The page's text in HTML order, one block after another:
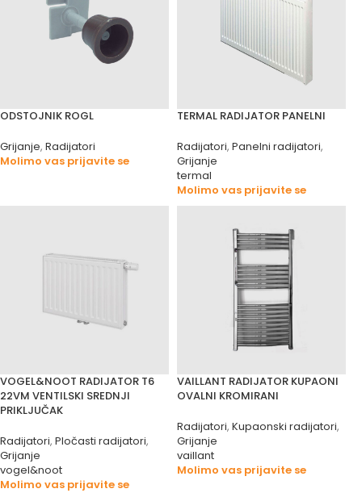
ODSTOJNIK ROGL
Grijanje, Radijatori
Molimo vas prijavite se
TERMAL RADIJATOR PANELNI
Radijatori, Panelni radijatori,
Grijanje
termal
Molimo vas prijavite se
VOGEL&NOOT RADIJATOR T6
22VM VENTILSKI SREDNJI
PRIKLJUČAK
Radijatori, Pločasti radijatori,
Grijanje
vogel&noot
Molimo vas prijavite se
VAILLANT RADIJATOR KUPAONI
OVALNI KROMIRANI
Radijatori, Kupaonski radijatori,
Grijanje
vaillant
Molimo vas prijavite se